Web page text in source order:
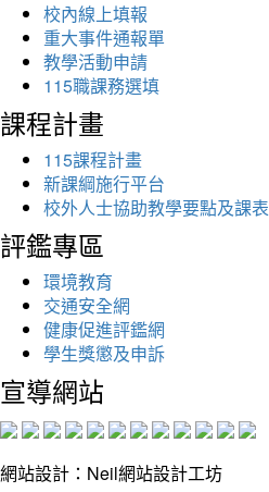
校內線上填報
重大事件通報單
教學活動申請
115職課務選填
課程計畫
115課程計畫
新課綱施行平台
校外人士協助教學要點及課表
評鑑專區
環境教育
交通安全網
健康促進評鑑網
學生獎懲及申訴
宣導網站
網站設計：Neil網站設計工坊